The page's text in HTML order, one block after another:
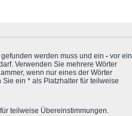
werden muss und ein - vor ein
Verwenden Sie mehrere Wörter
wenn nur eines der Wörter
ein * als Platzhalter für teilweise
teilweise Übereinstimmungen.